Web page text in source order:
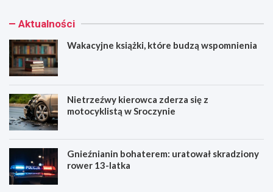
Aktualności
Wakacyjne książki, które budzą wspomnienia
Nietrzeźwy kierowca zderza się z
motocyklistą w Sroczynie
Gnieźnianin bohaterem: uratował skradziony
rower 13-latka